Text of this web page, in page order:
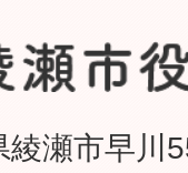
瀬市早川